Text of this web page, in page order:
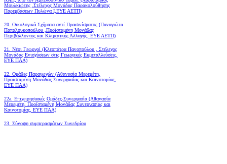
Μουλκιώτης ,Στέλεχος Μονάδας Παρακολούθησης
Παρεμβάσεων Πυλώνα Ι,ΕΥΕ ΑΕΤΠ)
20. Οικολογικά Σχήματα αντί Πρασινίσματος (Παναγιώτα
Παπαλουκοπούλου ,Προϊσταμένη Μονάδας
Περιβάλλοντος και Κλιματικής Αλλαγής, ΕΥΕ ΑΕΤΠ)
21. Νέοι Γεωργοί (Κλεοπάτρα Πανοπούλου , Στέλεχος
Μονάδας Ενισχύσεων στις Γεωργικές Εκμεταλλεύσεις,
ΕΥΕ ΠΑΑ)
22. Ομάδες Παραγωγών (Αθανασία Μερεμέτη,
Προϊσταμένη Μονάδας Συνεργασίας και Καινοτομίας,
ΕΥΕ ΠΑΑ)
22a. Επιχειρησιακές Ομάδες-Συνεργασία (Αθανασία
Μερεμέτη, Προϊσταμένη Μονάδας Συνεργασίας και
Καινοτομίας, ΕΥΕ ΠΑΑ)
23. Σύνοψη συμπερασμάτων Συνεδρίου